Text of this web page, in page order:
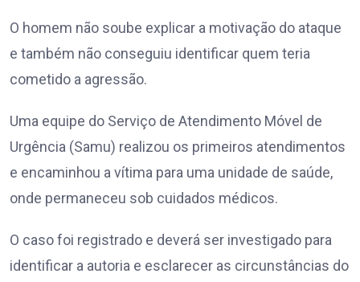
O homem não soube explicar a motivação do ataque
e também não conseguiu identificar quem teria
cometido a agressão.
Uma equipe do Serviço de Atendimento Móvel de
Urgência (Samu) realizou os primeiros atendimentos
e encaminhou a vítima para uma unidade de saúde,
onde permaneceu sob cuidados médicos.
O caso foi registrado e deverá ser investigado para
identificar a autoria e esclarecer as circunstâncias do